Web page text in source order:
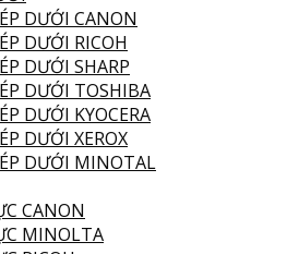
DƯỚI CANON
DƯỚI RICOH
DƯỚI SHARP
DƯỚI TOSHIBA
DƯỚI KYOCERA
DƯỚI XEROX
DƯỚI MINOTAL
CANON
MINOLTA